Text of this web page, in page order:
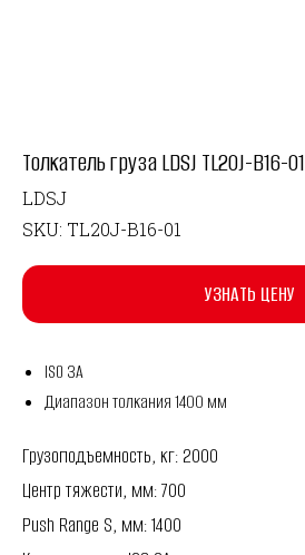
Толкатель груза LDSJ TL20J-B16-01
LDSJ
SKU: TL20J-B16-01
УЗНАТЬ ЦЕНУ
ISO 3A
Диапазон толкания 1400 мм
Грузоподъемность, кг: 2000
Центр тяжести, мм: 700
Push Range S, мм: 1400